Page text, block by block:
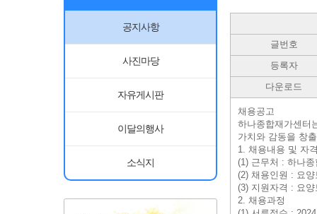
공지사항
사진마당
자유게시판
이달의행사
소식지
글번호
등록자
다운로드
채용공고
하나종합재가센터
가치와 감동을 창
1. 채용내용 및 자
(1) 근무처 : 하나
(2) 채용인원 : 요
(3) 지원자격 : 요
2. 채용과정